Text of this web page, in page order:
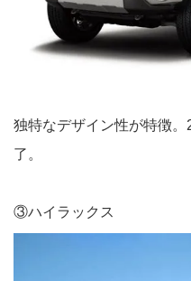
独特なデザイン性が特徴
了。
③ハイラックス